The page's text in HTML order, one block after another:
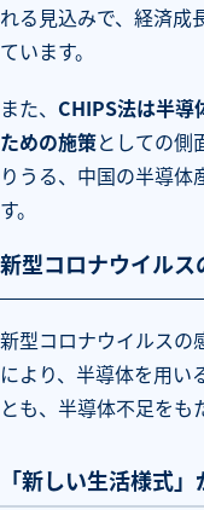
れる見込みで、経済成
ています。
また、 CHIPS法は半導
ための施策としての側
りうる、中国の半導体
す。
新型コロナウイルス
新型コロナウイルスの
により、半導体を用い
とも、半導体不足をも
「新しい生活様式